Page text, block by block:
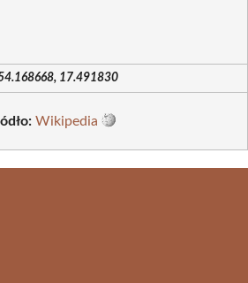
17.491830
Wikipedia